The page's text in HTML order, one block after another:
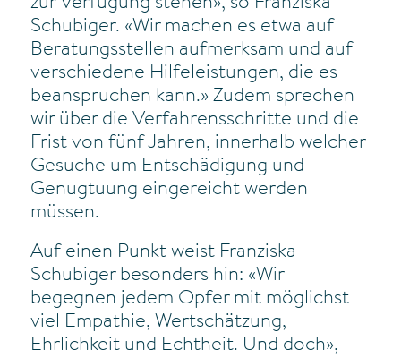
Schubiger. «Wir machen es etwa auf
Beratungsstellen aufmerksam und auf
verschiedene Hilfeleistungen, die es
beanspruchen kann.» Zudem sprechen
wir über die Verfahrensschritte und die
Frist von fünf Jahren, innerhalb welcher
Gesuche um Entschädigung und
Genugtuung eingereicht werden
müssen.
Auf einen Punkt weist Franziska
Schubiger besonders hin: «Wir
begegnen jedem Opfer mit möglichst
viel Empathie, Wertschätzung,
Ehrlichkeit und Echtheit. Und doch»,